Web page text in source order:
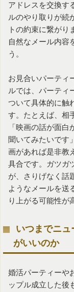
アドレスを交換す
ルのやり取りが続
トの約束に繋がり
自然なメール内容
う。
お見合いパーティ
ルでは、パーティ
ついて具体的に触
す。たとえば、相
「映画の話が面
聞いてみたいです
画があれば是非教
具合です。ガツガ
が、さりげなく話
ようなメールを送
り上がる可能性が
いつまでニュ
がいいのか
婚活パーティーや
ップル成立した後